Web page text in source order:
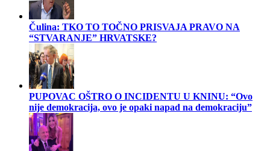
Čulina: TKO TO TOČNO PRISVAJA PRAVO NA
“STVARANJE” HRVATSKE?
PUPOVAC OŠTRO O INCIDENTU U KNINU: “Ovo
nije demokracija, ovo je opaki napad na demokraciju”